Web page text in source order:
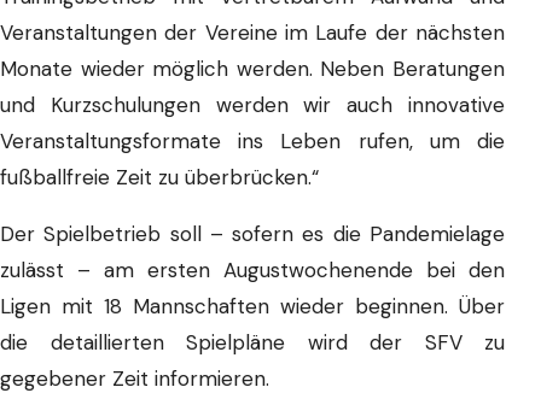
Veranstaltungen der Vereine im Laufe der nächsten
Monate wieder möglich werden. Neben Beratungen
und Kurzschulungen werden wir auch innovative
Veranstaltungsformate ins Leben rufen, um die
fußballfreie Zeit zu überbrücken.“
Der Spielbetrieb soll – sofern es die Pandemielage
zulässt – am ersten Augustwochenende bei den
Ligen mit 18 Mannschaften wieder beginnen. Über
die detaillierten Spielpläne wird der SFV zu
gegebener Zeit informieren.